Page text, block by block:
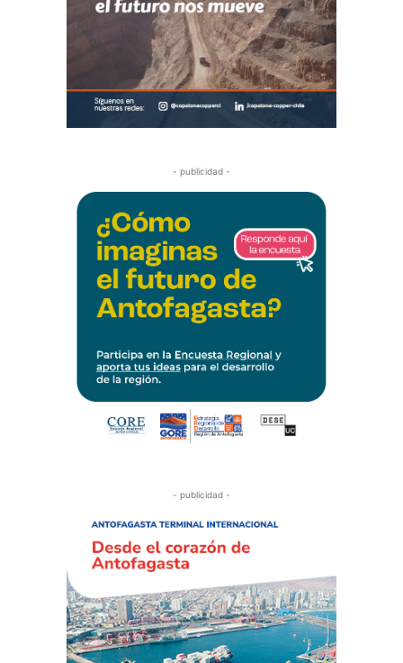
- publicidad -
- publicidad -